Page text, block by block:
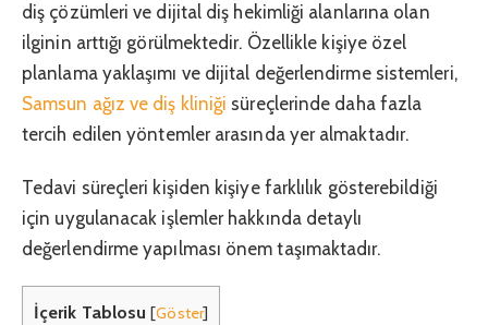
diş çözümleri ve dijital diş hekimliği alanlarına olan
ilginin arttığı görülmektedir. Özellikle kişiye özel
planlama yaklaşımı ve dijital değerlendirme sistemleri,
Samsun ağız ve diş kliniği süreçlerinde daha fazla
tercih edilen yöntemler arasında yer almaktadır.
Tedavi süreçleri kişiden kişiye farklılık gösterebildiği
için uygulanacak işlemler hakkında detaylı
değerlendirme yapılması önem taşımaktadır.
İçerik Tablosu [Göster]